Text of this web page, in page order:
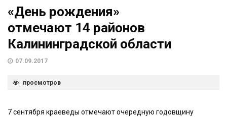
«День рождения»
отмечают 14 районов
Калининградской области
07.09.2017
просмотров
7 сентября краеведы отмечают очередную годовщину